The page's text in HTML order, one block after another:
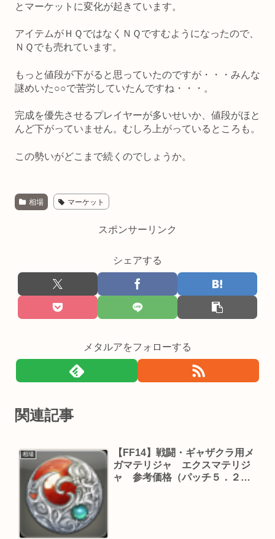
とマーケットに変化が起きています。
アイテムがＨＱではなくＮＱですむようになったので、
ＮＱでも売れています。
もっと値段が下がると思っていたのですが・・・みんな
謎めいた○○で苦労していたんですね・・・。
完成を優先させるプレイヤーが多いせいか、値段がほと
んど下がっていません。むしろ上がっているところも。
この勢いがどこまで続くのでしょうか。
相場 マーケット
スポンサーリンク
シェアする
メタルアをフォローする
関連記事
相場
【FF14】戦闘・ギャザクラ用メ
ガマテリジャ エクスマテリジ
ャ 参考価格（パッチ５．２５